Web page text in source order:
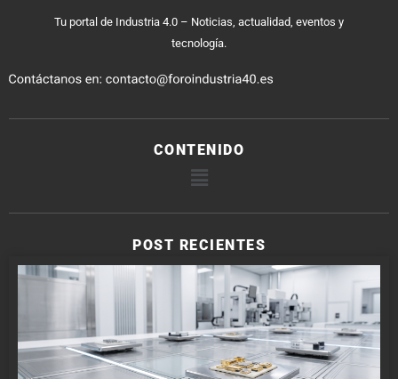
Tu portal de Industria 4.0 – Noticias, actualidad, eventos y
tecnología.
CONTENIDO
POST RECIENTES